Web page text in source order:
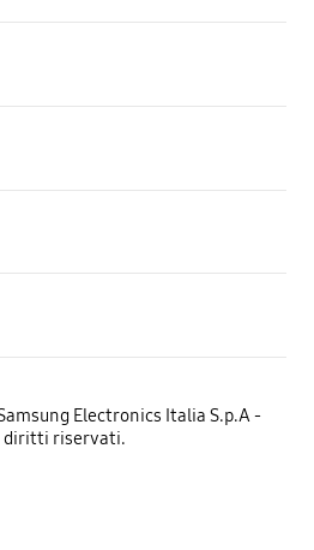
Electronics Italia S.p.A -
i diritti riservati.